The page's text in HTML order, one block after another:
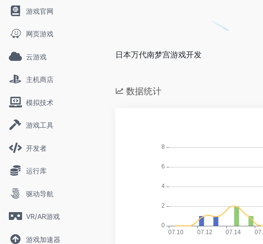
游戏官网
网页游戏
云游戏
主机商店
模拟技术
游戏工具
开发者
运行库
驱动导航
VR/AR游戏
游戏加速器
日本万代南梦宫游戏开发
数据统计